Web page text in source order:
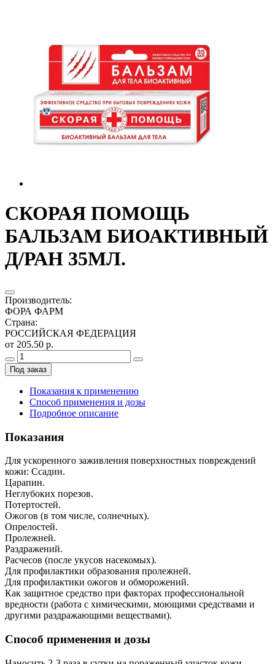
СКОРАЯ ПОМОЩЬ
БАЛЬЗАМ БИОАКТИВНЫЙ
Д/РАН 35МЛ.
Производитель:
ФОРА ФАРМ
Страна:
РОССИЙСКАЯ ФЕДЕРАЦИЯ
от 205.50 р.
Под заказ
Показания к применению
Способ применения и дозы
Подробное описание
Показания
Для ускоренного заживления поверхностных повреждений
кожи: Ссадин.
Царапин.
Неглубоких порезов.
Потертостей.
Ожогов (в том числе, солнечных).
Опрелостей.
Пролежней.
Раздражений.
Расчесов (после укусов насекомых).
Для профилактики образования пролежней.
Для профилактики ожогов и обморожений.
Как защитное средство при факторах профессиональной
вредности (работа с химическими, моющими средствами и
другими раздражающими веществами).
Способ применения и дозы